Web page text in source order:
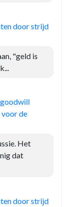
door strijd
"geld is
de
Het
dat
door strijd